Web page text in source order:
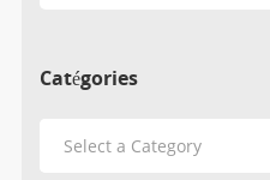
Catégories